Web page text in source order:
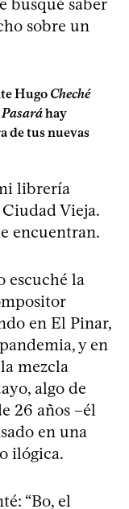
sobre un
Hugo Cheché
Pasaráhay
de tus nuevas
librería
Vieja.
encuentran.
escuché la
en El Pinar,
y en
mezcla
algo de
26 años –él
en una
ilógica.
“Bo, el